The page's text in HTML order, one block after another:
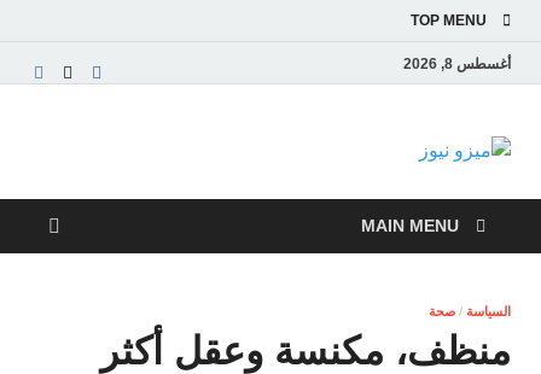
TOP MENU
أغسطس 8, 2026
ميزو نيوز
والاقتصادية
MAIN MENU
السياسة / صحة
منظف، مكنسة وعقل أكثر